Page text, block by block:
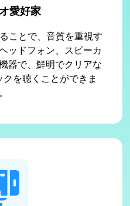
愛好家
ことで、音質を重視す
ッドフォン、スピーカ
器で、鮮明でクリアな
を聴くことができま